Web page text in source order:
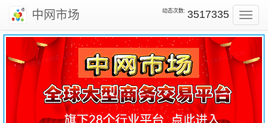
中网市场 动态次数: 3517335